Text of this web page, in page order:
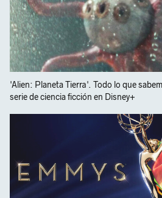
'Alien: Planeta Tierra'. Todo lo que
serie de ciencia ficción en Disney+